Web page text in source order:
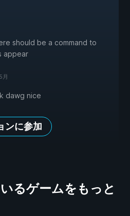
should be a command to
appear
月
dawg nice
ンに参加
るゲームをもっと